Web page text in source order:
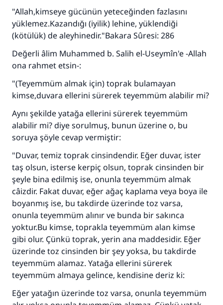
"Allah,kimseye gücünün yeteceğinden fazlasını
yüklemez.Kazandığı (iyilik) lehine, yüklendiği
(kötülük) de aleyhinedir."Bakara Sûresi: 286
Değerli âlim Muhammed b. Salih el-Useymîn'e -Allah
ona rahmet etsin-:
"(Teyemmüm almak için) toprak bulamayan
kimse,duvara ellerini sürerek teyemmüm alabilir mi?
Aynı şekilde yatağa ellerini sürerek teyemmüm
alabilir mi? diye sorulmuş, bunun üzerine o, bu
soruya şöyle cevap vermiştir:
"Duvar, temiz toprak cinsindendir. Eğer duvar, ister
taş olsun, isterse kerpiç olsun, toprak cinsinden bir
şeyle bina edilmiş ise, onunla teyemmüm almak
câizdir. Fakat duvar, eğer ağaç kaplama veya boya ile
boyanmış ise, bu takdirde üzerinde toz varsa,
onunla teyemmüm alınır ve bunda bir sakınca
yoktur.Bu kimse, toprakla teyemmüm alan kimse
gibi olur. Çünkü toprak, yerin ana maddesidir. Eğer
üzerinde toz cinsinden bir şey yoksa, bu takdirde
teyemmüm alamaz. Yatağa ellerini sürerek
teyemmüm almaya gelince, kendisine deriz ki:
Eğer yatağın üzerinde toz varsa, onunla teyemmüm